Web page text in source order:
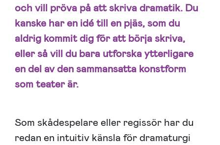
och vill pröva på att skriva dramatik. Du
kanske har en idé till en pjäs, som du
aldrig kommit dig för att börja skriva,
eller så vill du bara utforska ytterligare
en del av den sammansatta konstform
som teater är.
Som skådespelare eller regissör har du
redan en intuitiv känsla för dramaturgi